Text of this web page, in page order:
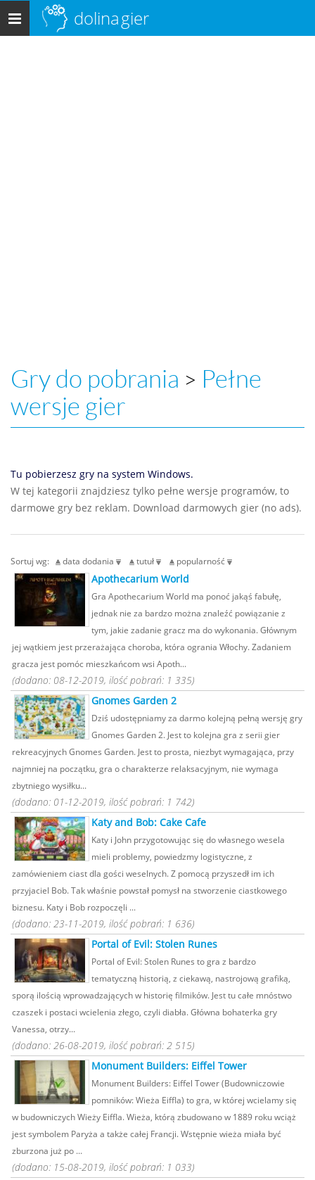
Menu
główne
dolinagier
Gry do pobrania > Pełne
wersje gier
Tu pobierzesz gry na system Windows.
W tej kategorii znajdziesz tylko pełne wersje programów, to
darmowe gry bez reklam. Download darmowych gier (no ads).
Sortuj wg: data dodania tutuł popularność
Apothecarium World
Gra Apothecarium World ma ponoć jakąś fabułę,
jednak nie za bardzo można znaleźć powiązanie z
tym, jakie zadanie gracz ma do wykonania. Głównym
jej wątkiem jest przerażająca choroba, która ogrania Włochy. Zadaniem
gracza jest pomóc mieszkańcom wsi Apoth...
(dodano: 08-12-2019, ilość pobrań: 1 335)
Gnomes Garden 2
Dziś udostępniamy za darmo kolejną pełną wersję gry
Gnomes Garden 2. Jest to kolejna gra z serii gier
rekreacyjnych Gnomes Garden. Jest to prosta, niezbyt wymagająca, przy
najmniej na początku, gra o charakterze relaksacyjnym, nie wymaga
zbytniego wysiłku...
(dodano: 01-12-2019, ilość pobrań: 1 742)
Katy and Bob: Cake Cafe
Katy i John przygotowując się do własnego wesela
mieli problemy, powiedzmy logistyczne, z
zamówieniem ciast dla gości weselnych. Z pomocą przyszedł im ich
przyjaciel Bob. Tak właśnie powstał pomysł na stworzenie ciastkowego
biznesu. Katy i Bob rozpoczęli ...
(dodano: 23-11-2019, ilość pobrań: 1 636)
Portal of Evil: Stolen Runes
Portal of Evil: Stolen Runes to gra z bardzo
tematyczną historią, z ciekawą, nastrojową grafiką,
sporą ilością wprowadzających w historię filmików. Jest tu całe mnóstwo
czaszek i postaci wcielenia złego, czyli diabła. Główna bohaterka gry
Vanessa, otrzy...
(dodano: 26-08-2019, ilość pobrań: 2 515)
Monument Builders: Eiffel Tower
Monument Builders: Eiffel Tower (Budowniczowie
pomników: Wieża Eiffla) to gra, w której wcielamy się
w budowniczych Wieży Eiffla. Wieża, którą zbudowano w 1889 roku wciąż
jest symbolem Paryża a także całej Francji. Wstępnie wieża miała być
zburzona już po ...
(dodano: 15-08-2019, ilość pobrań: 1 033)